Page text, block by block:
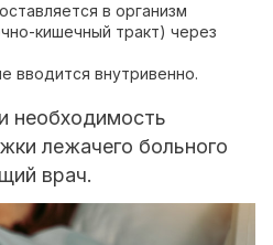
в организм
кишечный тракт) через
вводится внутривенно.
необходимость
лежачего больного
врач.